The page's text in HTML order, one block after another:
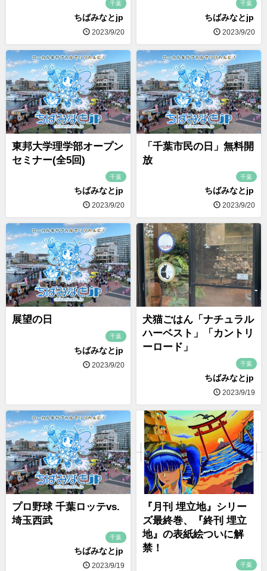
千葉
ちばみなとjp
2023/9/20
千葉
ちばみなとjp
2023/9/20
東邦大学理学部オープン
セミナー(全5回)
千葉
ちばみなとjp
2023/9/20
「千葉市民の日」無料開
放
千葉
ちばみなとjp
2023/9/20
展望の日
千葉
ちばみなとjp
2023/9/20
犬猫ごはん「ナチュラル
ハーベスト」「カントリ
ーロード」
千葉
ちばみなとjp
2023/9/19
プロ野球 千葉ロッテvs.
埼玉西武
千葉
ちばみなとjp
2023/9/19
『月刊 埋立地』シリー
ズ最終巻、『終刊 埋立
地』の表紙絵ついに解
禁！
千葉